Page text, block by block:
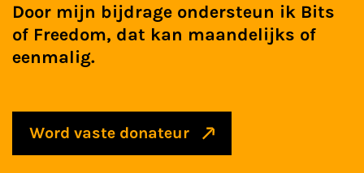
Door mijn bijdrage ondersteun ik Bits
of Freedom, dat kan maandelijks of
eenmalig.
Word vaste donateur